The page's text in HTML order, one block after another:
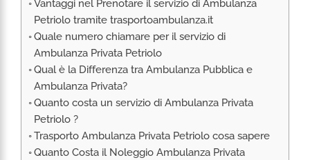
RIMPATRIO SANITARIO ITALIA
AMBULANZA SET CINEMATOGRAFICI
VOLO SANITARIO
TRASPORTO SANITARIO: VOLI DI LINEA,
ELIAMBULANZA ED AMBULANZA
TRASPORTO ECMO O CIRCOLAZIONE
EXTRACORPOREA
TRASPORTO PER NEONATI E PEDIATRICO
Vantaggi nel Prenotare il servizio di Ambulanza
Petriolo tramite trasportoambulanza.it
Quale numero chiamare per il servizio di
Ambulanza Privata Petriolo
Qual è la Differenza tra Ambulanza Pubblica e
Ambulanza Privata?
Quanto costa un servizio di Ambulanza Privata
Petriolo ?
Trasporto Ambulanza Privata Petriolo cosa sapere
Quanto Costa il Noleggio Ambulanza Privata